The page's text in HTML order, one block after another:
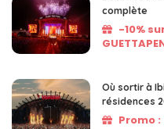
complète
-10%
Où sortir à
résidences
Promo